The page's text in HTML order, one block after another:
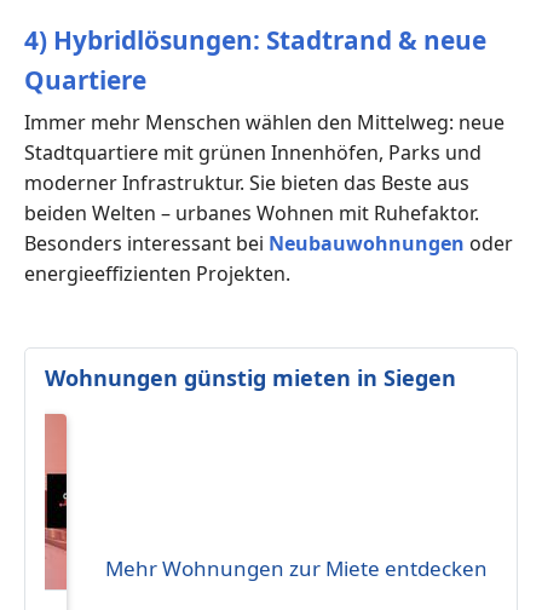
4) Hybridlösungen: Stadtrand & neue
Quartiere
Immer mehr Menschen wählen den Mittelweg: neue
Stadtquartiere mit grünen Innenhöfen, Parks und
moderner Infrastruktur. Sie bieten das Beste aus
beiden Welten – urbanes Wohnen mit Ruhefaktor.
Besonders interessant bei Neubauwohnungen oder
energieeffizienten Projekten.
Wohnungen günstig mieten in Siegen
Mehr Wohnungen zur Miete entdecken